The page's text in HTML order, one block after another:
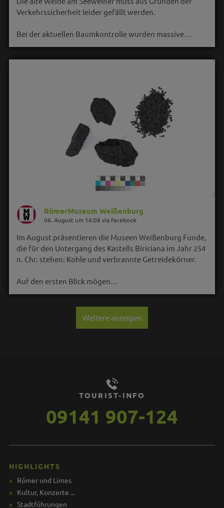
Verkehrssicherheit leider gefällt werden.
Bei der aktuellen Baumkontrolle wurden massive…
RömerMuseum Weißenburg
06. August um 16:08 via Facebook
Im August präsentieren die Museen Weißenburg Funde,
die für den Untergang des Kastells Biriciana im Jahr 254
n. Chr. stehen: Kohle und verbrannte Getreidekörner.
Auf den ersten Blick mögen…
Weitere anzeigen
TOURIST-INFO
09141 907-124
HIGHLIGHTS
Römer und Limes
Kultur, Konzerte ...
Stadtführungen